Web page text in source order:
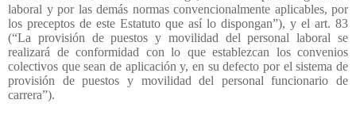
laboral y por las demás normas convencionalmente aplicables, por
los preceptos de este Estatuto que así lo dispongan”), y el art. 83
(“La provisión de puestos y movilidad del personal laboral se
realizará de conformidad con lo que establezcan los convenios
colectivos que sean de aplicación y, en su defecto por el sistema de
provisión de puestos y movilidad del personal funcionario de
carrera”).